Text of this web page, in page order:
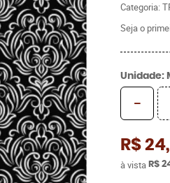
Categoria:
Seja o
Unidade:
R$
à vista R$